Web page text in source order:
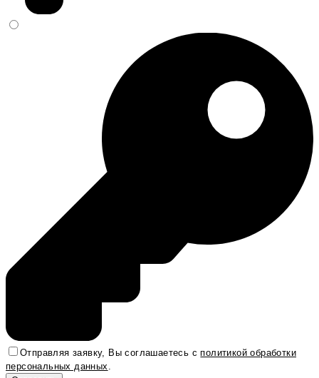
Отправляя заявку, Вы соглашаетесь сполитикой обработки
персональных данных.